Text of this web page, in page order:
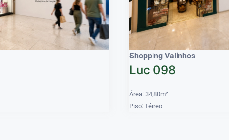
Shopping Valinhos
Luc 098
Área: 34,80m²
Piso: Térreo